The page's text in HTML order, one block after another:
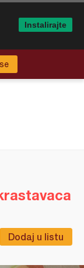
Dodaj u listu
Instalirajte